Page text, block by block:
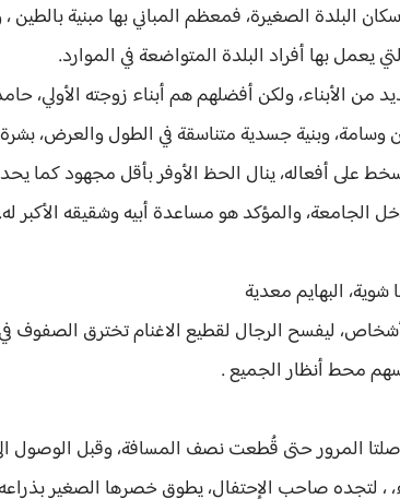
البلدة الصغيرة، فمعظم المباني بها مبنية
يعمل بها أفراد البلدة المتواضعة في الموارد.
من الأبناء، ولكن أفضلهم هم أبناء زوجته الأولي،
وسامة، وبنية جسدية متناسقة في الطول والعرض،
على أفعاله، ينال الحظ الأوفر بأقل مجهود كما
الجامعة، والمؤكد هو مساعدة أبيه وشقيقه الأكبر له.
شوية، البهايم معدية
ليفسح الرجال لقطيع الاغنام تخترق الصفوف
محط أنظار الجميع .
المرور حتى قُطعت نصف المسافة، وقبل الوصول
، لتجده صاحب الإحتفال، يطوق خصرها الصغير